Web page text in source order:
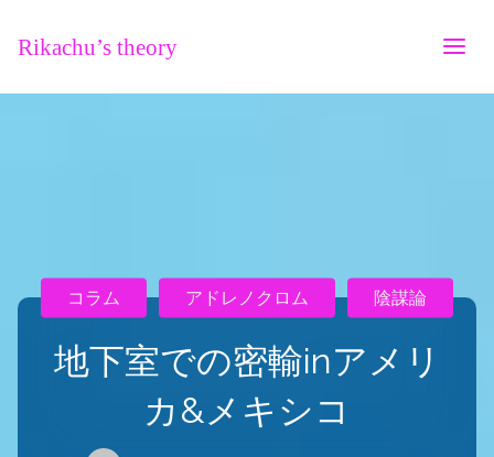
Rikachu’s theory
地下室での密輸inアメリ
カ&メキシコ
コラム アドレノクロム 陰謀論